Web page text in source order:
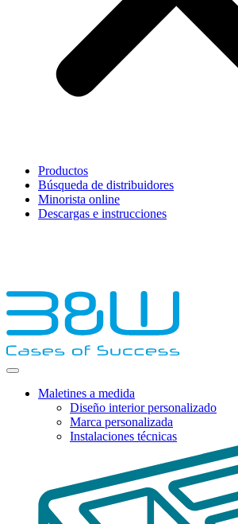
Productos
Búsqueda de distribuidores
Minorista online
Descargas e instrucciones
Maletines a medida
Diseño interior personalizado
Marca personalizada
Instalaciones técnicas